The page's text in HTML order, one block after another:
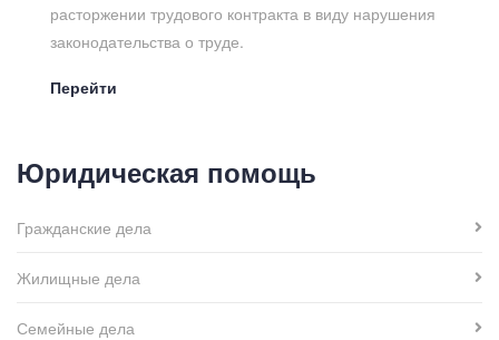
расторжении трудового контракта в виду нарушения
законодательства о труде.
Перейти
Юридическая помощь
Гражданские дела
Жилищные дела
Семейные дела